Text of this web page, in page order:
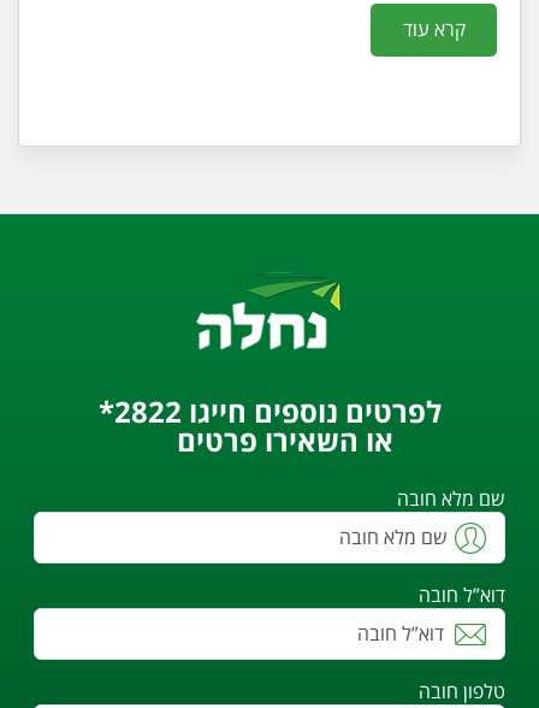
קרא עוד
לפרטים נוספים חייגו 2822*
או השאירו פרטים
שם מלא חובה
דוא”ל חובה
טלפון חובה